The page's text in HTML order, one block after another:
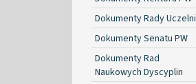
Dokumenty Rady Uczelni
Dokumenty Senatu PW
Dokumenty Rad
Naukowych Dyscyplin